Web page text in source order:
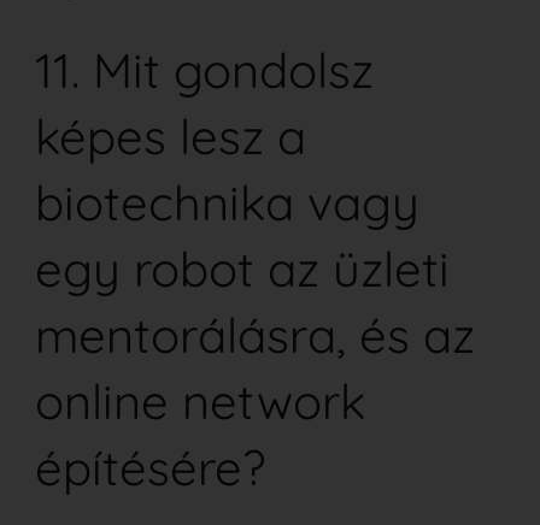
11. Mit gondolsz
képes lesz a
biotechnika vagy
egy robot az üzleti
mentorálásra, és az
online network
építésére?